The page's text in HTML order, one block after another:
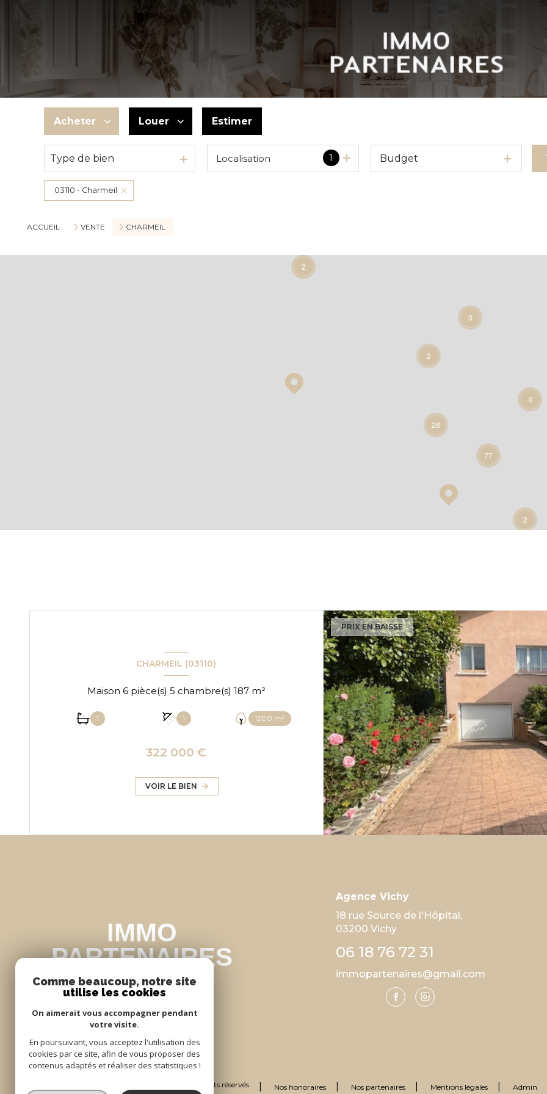
Acheter
De l'ancien
De l'immo pro
Louer
à l'année
Estimer
Type de bien 1
Localisation Budget
03110 - Charmeil
ACCUEIL VENTE CHARMEIL
2
3
2
2
3
28
77
PRIX EN BAISSE
CHARMEIL (03110)
Maison 6 pièce(s) 5 chambre(s) 187 m²
1 1 1200 m²
322 000 €
VOIR LE BIEN
Agence Vichy
18 rue Source de l'Hôpital,
03200 Vichy
06 18 76 72 31
immopartenaires@gmail.com
© 2026 | Tous droits réservés Nos honoraires Nos partenaires Mentions légales Admin
Comme beaucoup, notre site
utilise les cookies
On aimerait vous accompagner pendant
votre visite.
En poursuivant, vous acceptez l'utilisation des
cookies par ce site, afin de vous proposer des
contenus adaptés et réaliser des statistiques !